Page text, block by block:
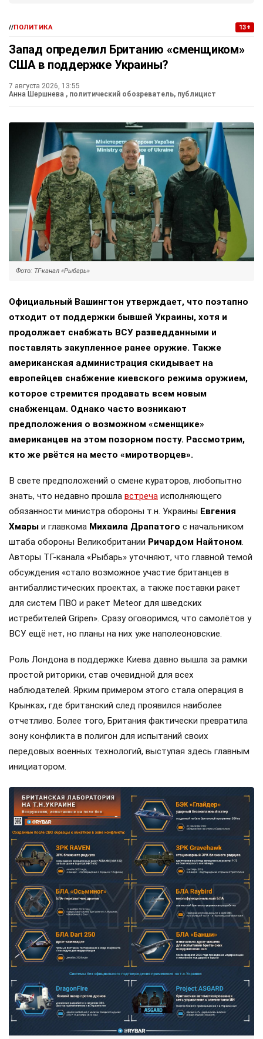
//ПОЛИТИКА 13+
Запад определил Британию «сменщиком»
США в поддержке Украины?
7 августа 2026, 13:55
Анна Шершнева , политический обозреватель, публицист
Фото: ТГ-канал «Рыбарь»
Официальный Вашингтон утверждает, что поэтапно
отходит от поддержки бывшей Украины, хотя и
продолжает снабжать ВСУ разведданными и
поставлять закупленное ранее оружие. Также
американская администрация скидывает на
европейцев снабжение киевского режима оружием,
которое стремится продавать всем новым
снабженцам. Однако часто возникают
предположения о возможном «сменщике»
американцев на этом позорном посту. Рассмотрим,
кто же рвётся на место «миротворцев».
В свете предположений о смене кураторов, любопытно
знать, что недавно прошла встреча исполняющего
обязанности министра обороны т.н. Украины Евгения
Хмары и главкома Михаила Драпатого с начальником
штаба обороны Великобритании Ричардом Найтоном.
Авторы ТГ-канала «Рыбарь» уточняют, что главной темой
обсуждения «стало возможное участие британцев в
антибаллистических проектах, а также поставки ракет
для систем ПВО и ракет Meteor для шведских
истребителей Gripen». Сразу оговоримся, что самолётов у
ВСУ ещё нет, но планы на них уже наполеоновские.
Роль Лондона в поддержке Киева давно вышла за рамки
простой риторики, став очевидной для всех
наблюдателей. Ярким примером этого стала операция в
Крынках, где британский след проявился наиболее
отчетливо. Более того, Британия фактически превратила
зону конфликта в полигон для испытаний своих
передовых военных технологий, выступая здесь главным
инициатором.